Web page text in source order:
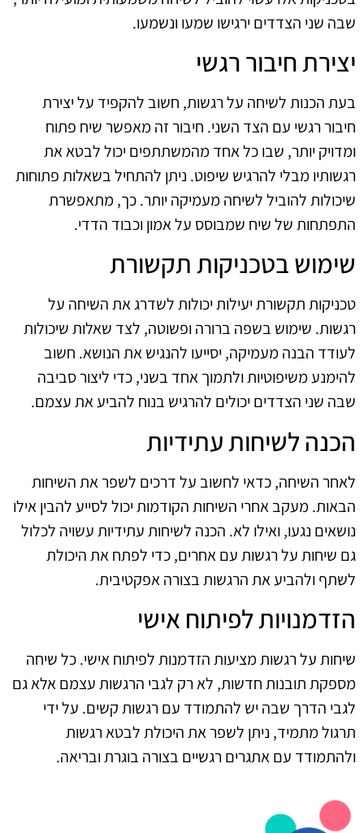
שבה שני הצדדים ירגישו שמעו ונשמעו.
יצירת חיבור רגשי
בעת הכנות לשיחה על רגשות, חשוב להקפיד על יצירת
חיבור רגשי עם הצד השני. חיבור זה מאפשר שיח פתוח
ומדויק יותר, שבו כל אחד מהמשתתפים יכול לבטא את
רגשותיו מבלי להרגיש שיפוט. ניתן להתחיל בשאלות פתוחות
שיכולות להוביל לשיחה מעמיקה יותר. כך, מתאפשרת
התפתחות של שיח שמבוסס על אמון וכבוד הדדי.
שימוש בטכניקות תקשורת
טכניקות תקשורת יעילות יכולות לשדרג את השיחה על
רגשות. שימוש בשפה ברורה ופשוטה, לצד שאלות שיכולות
לעודד הבנה מעמיקה, יסייעו להנגיש את הנושא. חשוב
להימנע משיפוטיות ולתמוך אחד בשני, כדי ליצור סביבה
שבה שני הצדדים יכולים להרגיש בנוח להביע את עצמם.
הכנה לשיחות עתידיות
לאחר השיחה, כדאי לחשוב על דרכים לשפר את השיחות
הבאות. מעקב אחרי השיחות הקודמות יכול לסייע להבין אילו
נושאים נגעו, ואילו לא. הכנה לשיחות עתידיות עשויה לכלול
גם שיחות על רגשות עם אחרים, כדי לפתח את היכולת
לשתף ולהביע את הרגשות בצורה אפקטיבית.
הזדמנויות לפיתוח אישי
שיחות על רגשות מציעות הזדמנות לפיתוח אישי. כל שיחה
מספקת תובנות חדשות, לא רק לגבי הרגשות עצמם אלא גם
לגבי הדרך שבה יש להתמודד עם רגשות קשים. על ידי
תרגול מתמיד, ניתן לשפר את היכולת לבטא רגשות
ולהתמודד עם אתגרים רגשיים בצורה בוגרת ובריאה.